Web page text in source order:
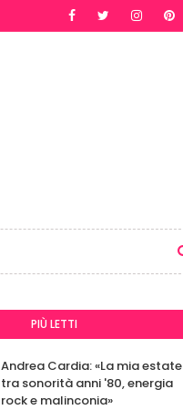
PIÙ LETTI
Andrea Cardia: «La mia estate
tra sonorità anni '80, energia
rock e malinconia»